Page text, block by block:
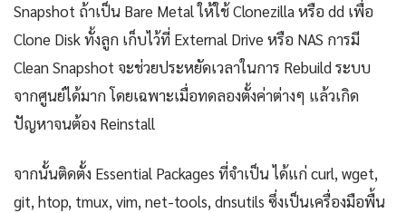
Snapshot ถ้าเป็น Bare Metal ให้ใช้ Clonezilla หรือ dd เพื่อ
Clone Disk ทั้งลูก เก็บไว้ที่ External Drive หรือ NAS การมี
Clean Snapshot จะช่วยประหยัดเวลาในการ Rebuild ระบบ
จากศูนย์ได้มาก โดยเฉพาะเมื่อทดลองตั้งค่าต่างๆ แล้วเกิด
ปัญหาจนต้อง Reinstall
จากนั้นติดตั้ง Essential Packages ที่จำเป็น ได้แก่ curl, wget,
git, htop, tmux, vim, net-tools, dnsutils ซึ่งเป็นเครื่องมือพื้น